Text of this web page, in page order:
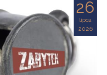
26
lipca
2026